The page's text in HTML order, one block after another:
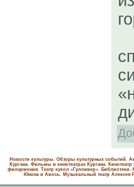
Новости культуры. Обзоры культурных событий.
Кургана. Фильмы в кинотеатрах Кургана.
Кинотеатр
филармония. Театр кукол «Гулливер». Библиотеки.
Юнона и Авось. Музыкальный театр Алексея